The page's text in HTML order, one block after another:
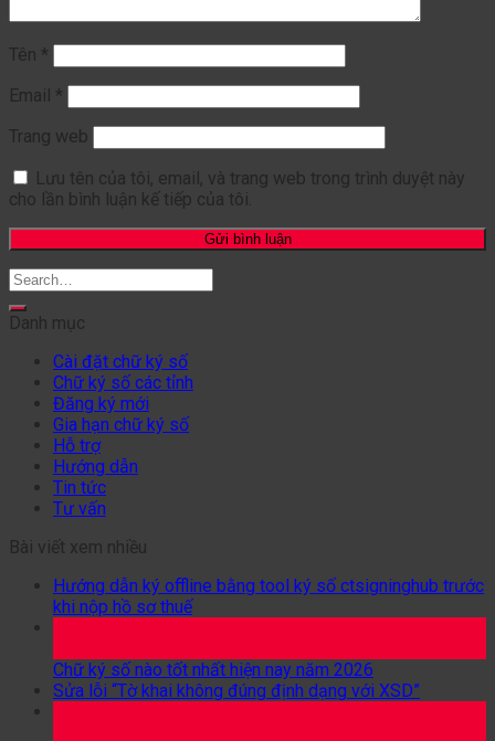
Tên *
Email *
Trang web
Lưu tên của tôi, email, và trang web trong trình duyệt này
cho lần bình luận kế tiếp của tôi.
Danh mục
Cài đặt chữ ký số
Chữ ký số các tỉnh
Đăng ký mới
Gia hạn chữ ký số
Hỗ trợ
Hướng dẫn
Tin tức
Tư vấn
Bài viết xem nhiều
Hướng dẫn ký offline bằng tool ký số ctsigninghub trước
khi nộp hồ sơ thuế
Chữ ký số nào tốt nhất hiện nay năm 2026
Sửa lỗi “Tờ khai không đúng định dạng với XSD”